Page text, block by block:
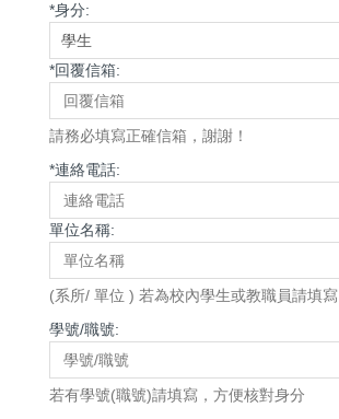
*身分:
*回覆信箱:
請務必填寫正確信箱，謝謝！
*連絡電話:
單位名稱:
(系所/ 單位 ) 若為校內學生或教職員請填寫
學號/職號:
若有學號(職號)請填寫，方便核對身分